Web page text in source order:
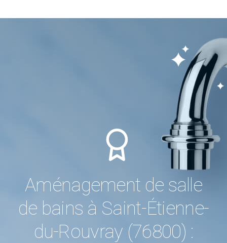
Aménagement de salle
de bains à Saint-Étienne-
du-Rouvray (76800) :